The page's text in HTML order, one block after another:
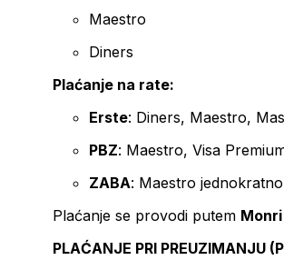
Maestro
Diners
Plaćanje na rate:
Erste: Diners, Maestro,
PBZ: Maestro, Visa
ZABA: Maestro
Plaćanje se provodi putem
PLAĆANJE PRI PREUZIMANJU